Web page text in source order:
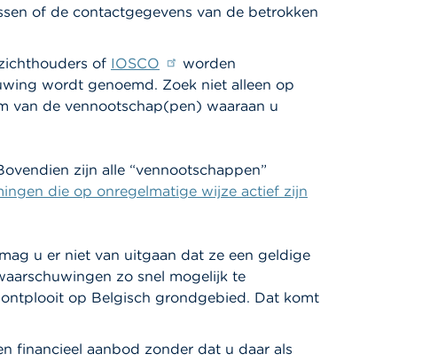
of de contactgegevens van de betrokken
of IOSCO
worden
wordt genoemd. Zoek niet alleen op
van de vennootschap(pen) waaraan u
zijn alle “vennootschappen”
die op onregelmatige wijze actief zijn
u er niet van uitgaan dat ze een geldige
zo snel mogelijk te
op Belgisch grondgebied. Dat komt
financieel aanbod zonder dat u daar als